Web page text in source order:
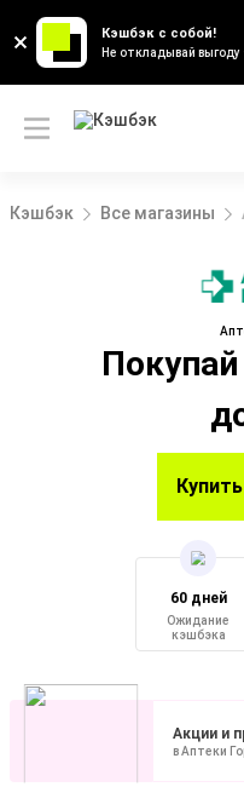
Кэшбэк с собой!
Не откладывай
Кэшбэк Все магазины
60 дней
Ожидание
кэшбэка
Акции и
в Аптеки